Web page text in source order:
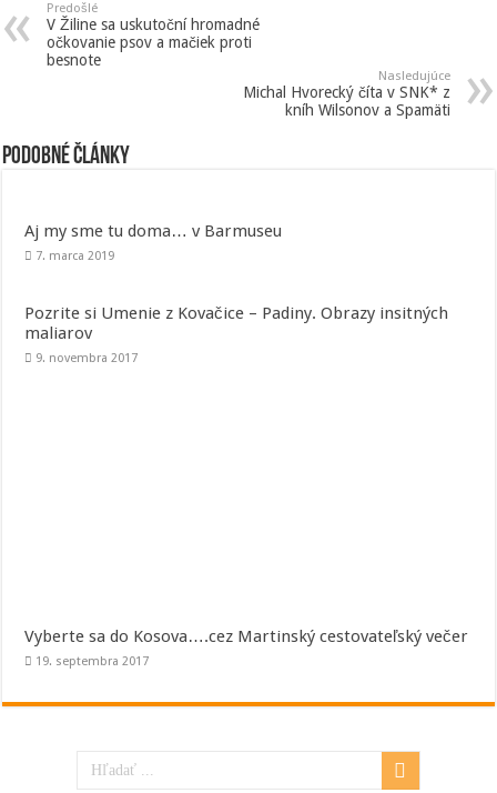
Predošlé
V Žiline sa uskutoční hromadné
očkovanie psov a mačiek proti
besnote
Nasledujúce
Michal Hvorecký číta v SNK* z
kníh Wilsonov a Spamäti
Podobné články
Aj my sme tu doma… v Barmuseu
7. marca 2019
Pozrite si Umenie z Kovačice – Padiny. Obrazy insitných
maliarov
9. novembra 2017
Vyberte sa do Kosova….cez Martinský cestovateľský večer
19. septembra 2017